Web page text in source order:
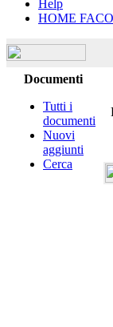
Help
HOME
Documenti
Tutti i
documenti
Nuovi
aggiunti
Cerca